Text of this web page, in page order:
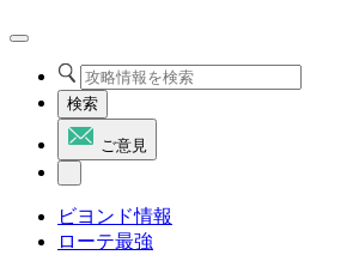
検索
ご意見
ビヨンド情報
ローテ最強